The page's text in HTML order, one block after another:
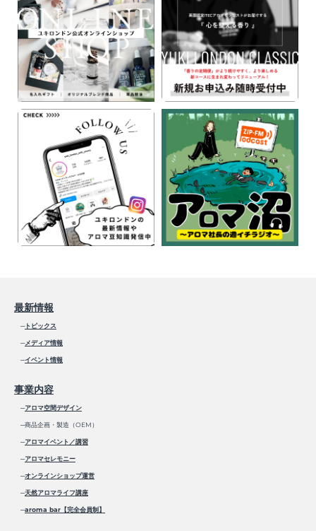
最新情報
─トピックス
─メディア情報
─イベント情報
事業内容
─アロマ空間デザイン
─商品企画・製造（OEM）
─アロマイベント／講習
─アロマセレモニー
─オンラインショップ運営
─天然アロマライフ講座
─aroma bar【完全会員制】